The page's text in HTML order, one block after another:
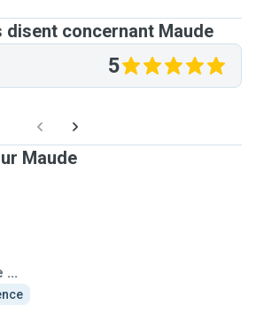
disent concernant Maude
5
Maude
...